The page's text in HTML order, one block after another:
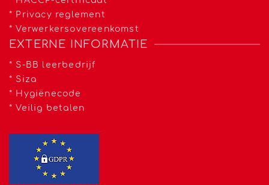
* Privacy reglement
*Verwerkersovereenkomst
EXTERNE INFORMATIE
* S-BB leerbedrijf
* Siza
* Hygiënecode
*Veilig betalen